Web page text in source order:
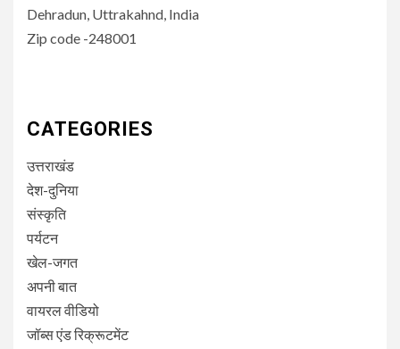
Dehradun, Uttrakahnd, India
Zip code -248001
CATEGORIES
उत्तराखंड
देश-दुनिया
संस्कृति
पर्यटन
खेल-जगत
अपनी बात
वायरल वीडियो
जॉब्स एंड रिक्रूटमेंट